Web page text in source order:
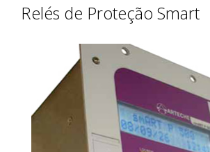
Relés de Proteção Smart